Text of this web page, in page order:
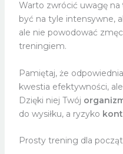
Warto zwrócić uwagę na
być na tyle intensywne,
ale nie powodować
treningiem.
Pamiętaj, że
kwestia efektywności,
Dzięki niej Twój
do wysiłku, a ryzyko
Prosty trening dla